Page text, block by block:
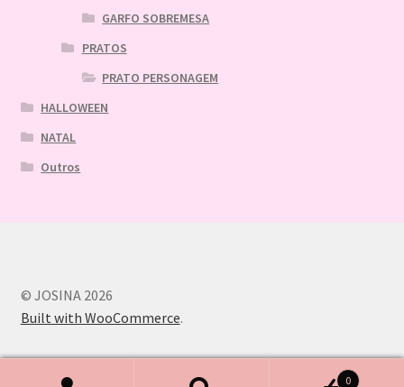
GARFO SOBREMESA
PRATOS
PRATO PERSONAGEM
HALLOWEEN
NATAL
Outros
© JOSINA 2026
Built with WooCommerce.
0